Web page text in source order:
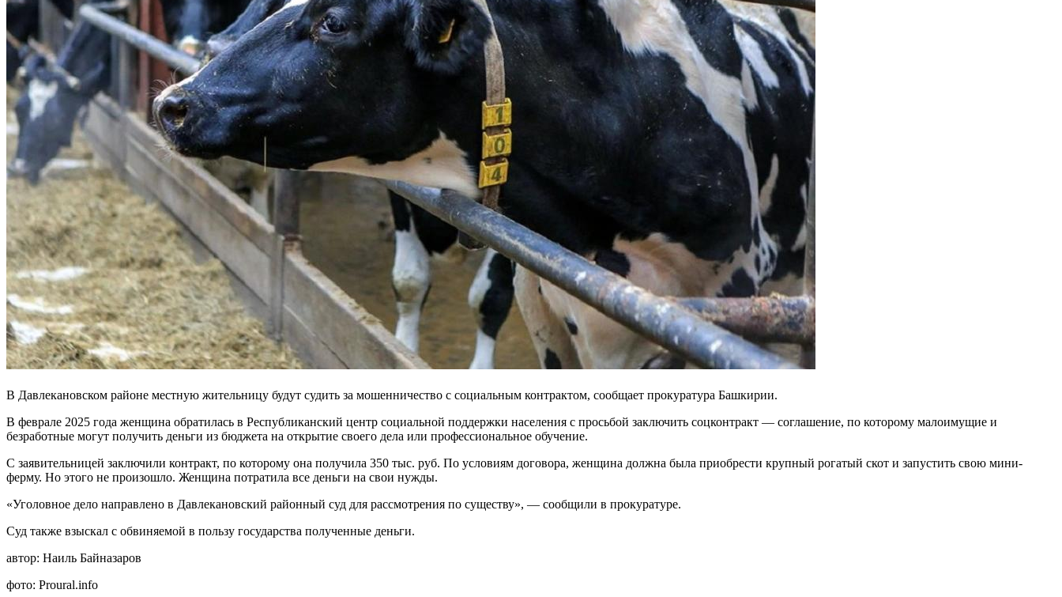
В Давлекановском районе местную жительницу будут судить за мошенничество с социальным контрактом, сообщает прокуратура Башкирии.
В феврале 2025 года женщина обратилась в Республиканский центр социальной поддержки населения с просьбой заключить соцконтракт — соглашение, по которому малоимущие и
безработные могут получить деньги из бюджета на открытие своего дела или профессиональное обучение.
С заявительницей заключили контракт, по которому она получила 350 тыс. руб. По условиям договора, женщина должна была приобрести крупный рогатый скот и запустить свою мини-
ферму. Но этого не произошло. Женщина потратила все деньги на свои нужды.
«Уголовное дело направлено в Давлекановский районный суд для рассмотрения по существу», — сообщили в прокуратуре.
Суд также взыскал с обвиняемой в пользу государства полученные деньги.
автор: Наиль Байназаров
фото: Proural.info